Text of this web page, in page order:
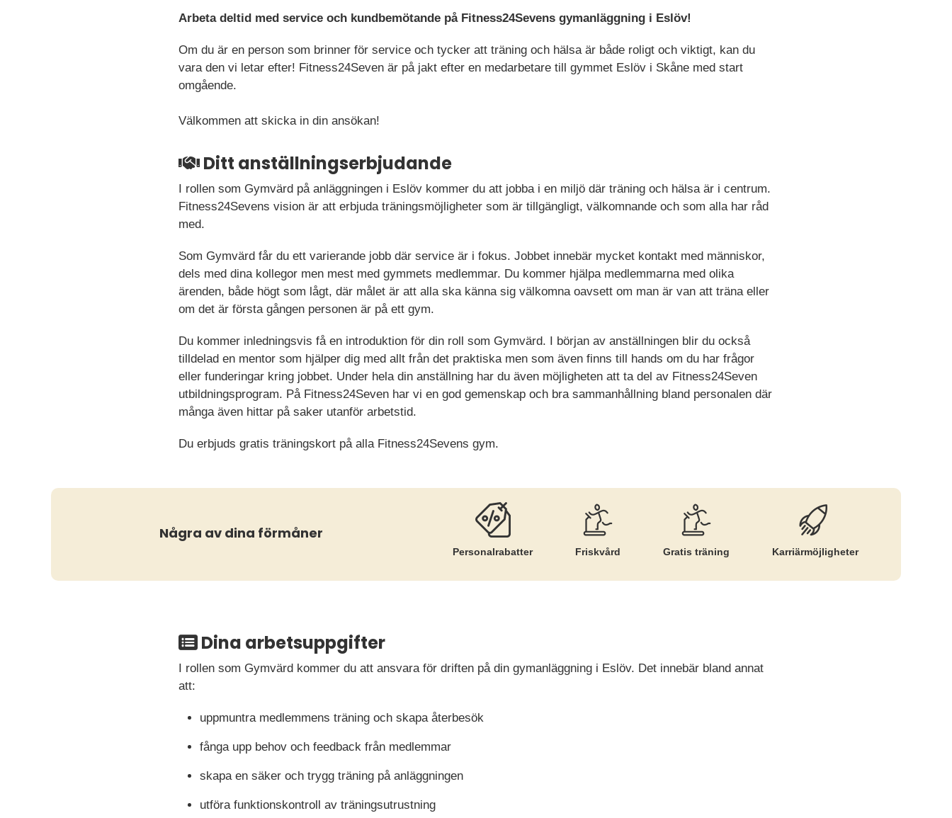
Arbeta deltid med service och kundbemötande på Fitness24Sevens gymanläggning i Eslöv!
Om du är en person som brinner för service och tycker att träning och hälsa är både roligt och viktigt, kan du
vara den vi letar efter! Fitness24Seven är på jakt efter en medarbetare till gymmet Eslöv i Skåne med start
omgående.
Välkommen att skicka in din ansökan!
Ditt anställningserbjudande
I rollen som Gymvärd på anläggningen i Eslöv kommer du att jobba i en miljö där träning och hälsa är i centrum.
Fitness24Sevens vision är att erbjuda träningsmöjligheter som är tillgängligt, välkomnande och som alla har råd
med.
Som Gymvärd får du ett varierande jobb där service är i fokus. Jobbet innebär mycket kontakt med människor,
dels med dina kollegor men mest med gymmets medlemmar. Du kommer hjälpa medlemmarna med olika
ärenden, både högt som lågt, där målet är att alla ska känna sig välkomna oavsett om man är van att träna eller
om det är första gången personen är på ett gym.
Du kommer inledningsvis få en introduktion för din roll som Gymvärd. I början av anställningen blir du också
tilldelad en mentor som hjälper dig med allt från det praktiska men som även finns till hands om du har frågor
eller funderingar kring jobbet. Under hela din anställning har du även möjligheten att ta del av Fitness24Seven
utbildningsprogram. På Fitness24Seven har vi en god gemenskap och bra sammanhållning bland personalen där
många även hittar på saker utanför arbetstid.
Du erbjuds gratis träningskort på alla Fitness24Sevens gym.
Några av dina förmåner
Personalrabatter Friskvård Gratis träning Karriär­möjligheter
Dina arbetsuppgifter
I rollen som Gymvärd kommer du att ansvara för driften på din gymanläggning i Eslöv. Det innebär bland annat
att:
uppmuntra medlemmens träning och skapa återbesök
fånga upp behov och feedback från medlemmar
skapa en säker och trygg träning på anläggningen
utföra funktionskontroll av träningsutrustning